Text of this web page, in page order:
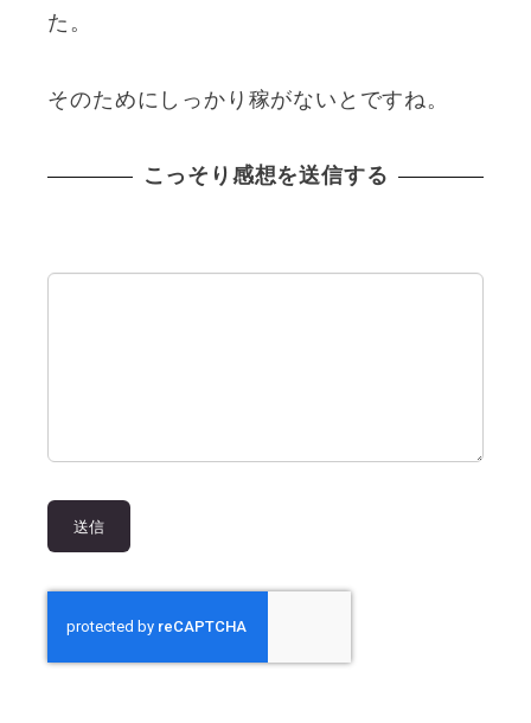
た。
そのためにしっかり稼がないとですね。
こっそり感想を送信する